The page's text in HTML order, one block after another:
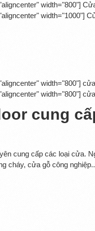
width="800"]
width="1000"]
width="800"]cửa
width="800"]cửa
cung
cung cấp các loại cửa.
cháy, cửa gỗ công